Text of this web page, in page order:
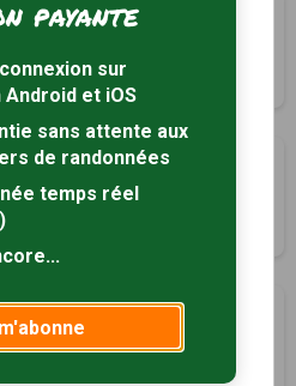
Bonnefont
GPS
(31)
(31)
payante
sur
et iOS
sans attente aux
de randonnées
temps réel